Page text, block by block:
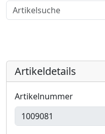
Artikelsuche
Artikeldetails
Artikelnummer